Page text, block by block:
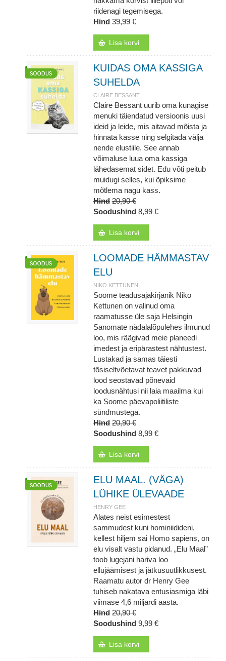
riidenagi tegemisega.
Hind 39,99 €
Lisa korvi
KUIDAS OMA KASSIGA
SUHELDA
CLAIRE BESSANT
Claire Bessant uurib oma kunagise
menuki täiendatud versioonis uusi
ideid ja leide, mis aitavad mõista ja
hinnata kasse ning selgitada välja
nende elustiile. See annab
võimaluse luua oma kassiga
lähedasemat sidet. Edu võti peitub
muidugi selles, kui õpiksime
mõtlema nagu kass.
Hind 20,90 €
Soodushind 8,99 €
Lisa korvi
LOOMADE HÄMMASTAV
ELU
NIKO KETTUNEN
Soome teadusajakirjanik Niko
Kettunen on valinud oma
raamatusse üle saja Helsingin
Sanomate nädalalõpulehes ilmunud
loo, mis räägivad meie planeedi
imedest ja eripärastest nähtustest.
Lustakad ja samas täiesti
tõsiseltvõetavat teavet pakkuvad
lood seostavad põnevaid
loodusnähtusi nii laia maailma kui
ka Soome päevapoliitiliste
sündmustega.
Hind 20,90 €
Soodushind 8,99 €
Lisa korvi
ELU MAAL. (VÄGA)
LÜHIKE ÜLEVAADE
HENRY GEE
Alates neist esimestest
sammudest kuni hominiidideni,
kellest hiljem sai Homo sapiens, on
elu visalt vastu pidanud. „Elu Maal”
toob lugejani hariva loo
ellujäämisest ja jätkusuutlikkusest.
Raamatu autor dr Henry Gee
tuhiseb nakatava entusiasmiga läbi
viimase 4,6 miljardi aasta.
Hind 20,90 €
Soodushind 9,99 €
Lisa korvi